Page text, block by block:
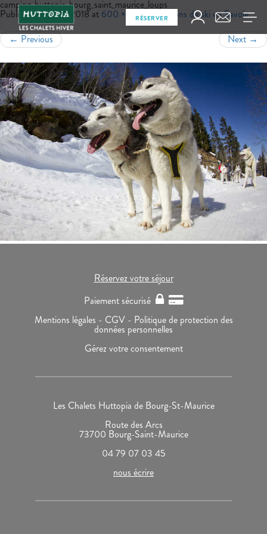
RÉSERVER
camping_huttopia_bourg_saint_maurice_loups
Publishedjuillet 6, 2018at 600 × 400inStations de ski en Savoie
← Previous Next →
Réservez votre séjour
Paiement sécurisé
Mentions légales - CGV - Politique de protection des
données personnelles
Gérez votre consentement
Les Chalets Huttopia de Bourg-St-Maurice
Route des Arcs
73700 Bourg-Saint-Maurice
04 79 07 03 45
nous écrire